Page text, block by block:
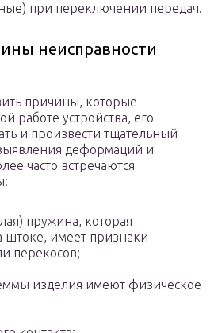
при переключении передач.
неисправности
причины, которые
работе устройства, его
и произвести тщательный
деформаций и
часто встречаются
пружина, которая
штоке, имеет признаки
перекосов;
изделия имеют физическое